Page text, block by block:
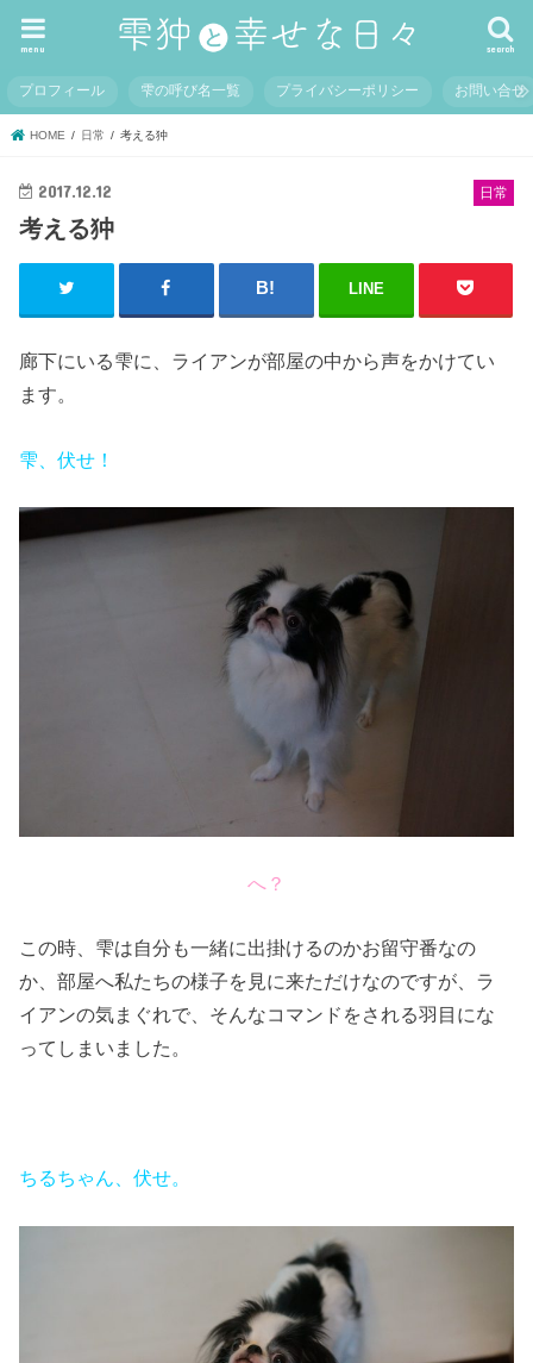
search
menu
プロフィール 雫の呼び名一覧 プライバシーポリシー お問い合せ
HOME 日常 考える狆
日常
2017.12.12
考える狆
LINE
廊下にいる雫に、ライアンが部屋の中から声をかけてい
ます。
雫、伏せ！
へ？
この時、雫は自分も一緒に出掛けるのかお留守番なの
か、部屋へ私たちの様子を見に来ただけなのですが、ラ
イアンの気まぐれで、そんなコマンドをされる羽目にな
ってしまいました。
ちるちゃん、伏せ。